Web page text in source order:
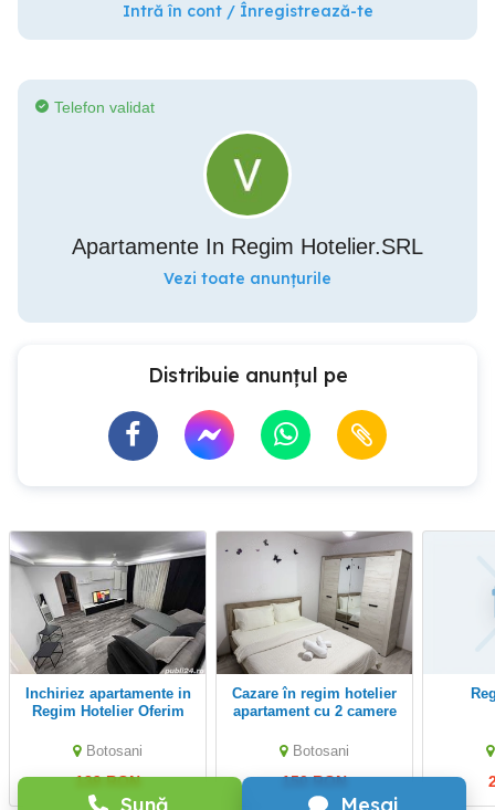
Intră în cont / Înregistrează-te
Telefon validat
Apartamente In Regim Hotelier.SRL
Vezi toate anunțurile
Distribuie anunțul pe
Regim Hotelier Oferim
Botosani
139 RON
Cazare în regim hotelier
apartament cu 2 camere
Botosani
150 RON